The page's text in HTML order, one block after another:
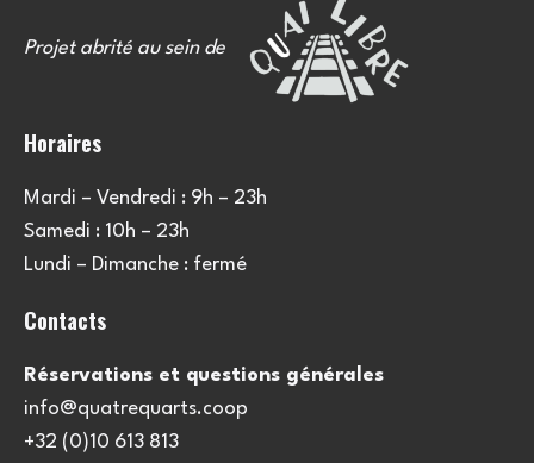
Projet abrité au sein de
Horaires
Mardi – Vendredi : 9h – 23h
Samedi : 10h – 23h
Lundi – Dimanche : fermé
Contacts
Réservations et questions générales
info@quatrequarts.coop
+32 (0)10 613 813